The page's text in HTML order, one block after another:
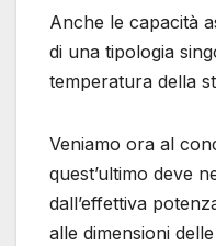
Anche le capacità
di una tipologia
temperatura della
Veniamo ora al
quest’ultimo deve
dall’effettiva
alle dimensioni